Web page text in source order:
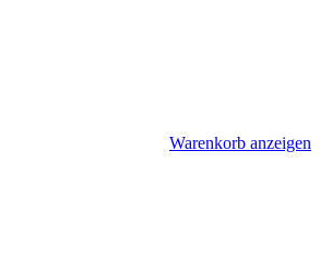
Warenkorb anzeigen